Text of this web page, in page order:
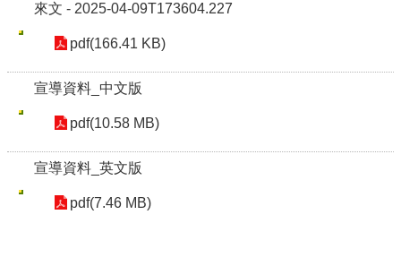
來文 - 2025-04-09T173604.227
pdf(166.41 KB)
宣導資料_中文版
pdf(10.58 MB)
宣導資料_英文版
pdf(7.46 MB)